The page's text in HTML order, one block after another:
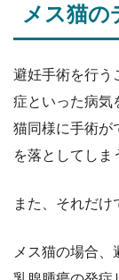
メス猫の
避妊手術を行う
症といった病気
猫同様に手術が
を落としてしま
また、それだけ
メス猫の場合、